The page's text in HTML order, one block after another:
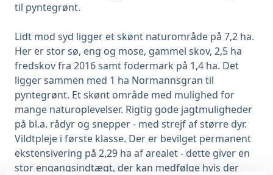
til pyntegrønt.
Lidt mod syd ligger et skønt naturområde på 7,2 ha.
Her er stor sø, eng og mose, gammel skov, 2,5 ha
fredskov fra 2016 samt fodermark på 1,4 ha. Det
ligger sammen med 1 ha Normannsgran til
pyntegrønt. Et skønt område med mulighed for
mange naturoplevelser. Rigtig gode jagtmuligheder
på bl.a. rådyr og snepper - med strejf af større dyr.
Vildtpleje i første klasse. Der er bevilget permanent
ekstensivering på 2,29 ha af arealet - dette giver en
stor engangsindtægt, der kan medfølge hvis der